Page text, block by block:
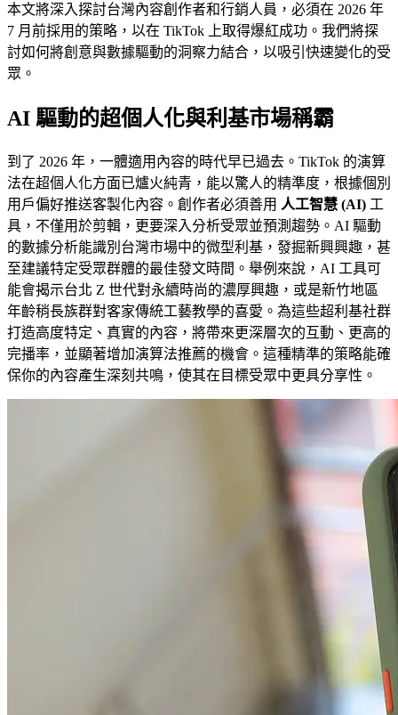
本文將深入探討台灣內容創作者和行銷人員，必須在 2026 年
7 月前採用的策略，以在 TikTok 上取得爆紅成功。我們將探
討如何將創意與數據驅動的洞察力結合，以吸引快速變化的受
眾。
AI 驅動的超個人化與利基市場稱霸
到了 2026 年，一體適用內容的時代早已過去。TikTok 的演算
法在超個人化方面已爐火純青，能以驚人的精準度，根據個別
用戶偏好推送客製化內容。創作者必須善用 人工智慧 (AI) 工
具，不僅用於剪輯，更要深入分析受眾並預測趨勢。AI 驅動
的數據分析能識別台灣市場中的微型利基，發掘新興興趣，甚
至建議特定受眾群體的最佳發文時間。舉例來說，AI 工具可
能會揭示台北 Z 世代對永續時尚的濃厚興趣，或是新竹地區
年齡稍長族群對客家傳統工藝教學的喜愛。為這些超利基社群
打造高度特定、真實的內容，將帶來更深層次的互動、更高的
完播率，並顯著增加演算法推薦的機會。這種精準的策略能確
保你的內容產生深刻共鳴，使其在目標受眾中更具分享性。